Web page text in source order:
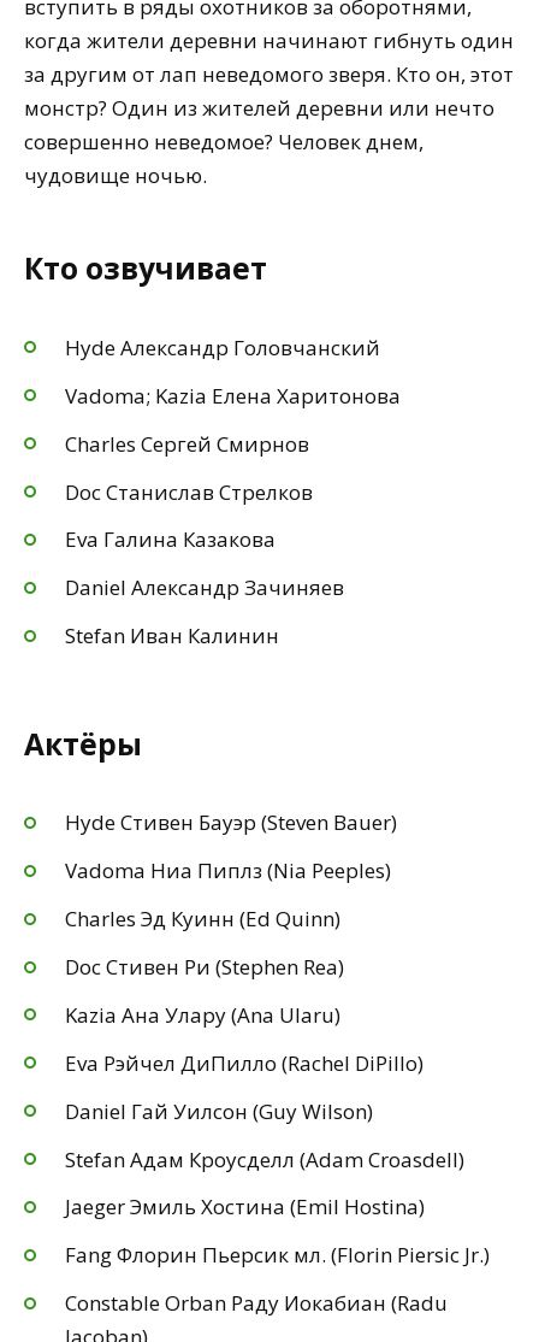
вступить в ряды охотников за оборотнями,
когда жители деревни начинают гибнуть один
за другим от лап неведомого зверя. Кто он, этот
монстр? Один из жителей деревни или нечто
совершенно неведомое? Человек днем,
чудовище ночью.
Кто озвучивает
Hyde Александр Головчанский
Vadoma; Kazia Елена Харитонова
Charles Сергей Смирнов
Doc Станислав Стрелков
Eva Галина Казакова
Daniel Александр Зачиняев
Stefan Иван Калинин
Актёры
Hyde Стивен Бауэр (Steven Bauer)
Vadoma Ниа Пиплз (Nia Peeples)
Charles Эд Куинн (Ed Quinn)
Doc Стивен Ри (Stephen Rea)
Kazia Ана Улару (Ana Ularu)
Eva Рэйчел ДиПилло (Rachel DiPillo)
Daniel Гай Уилсон (Guy Wilson)
Stefan Адам Кроусделл (Adam Croasdell)
Jaeger Эмиль Хостина (Emil Hostina)
Fang Флорин Пьерсик мл. (Florin Piersic Jr.)
Constable Orban Раду Иокабиан (Radu